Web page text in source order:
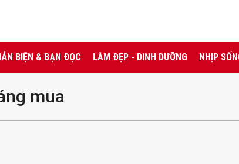
BIỆN & BẠN ĐỌC LÀM ĐẸP - DINH DƯỠNG NHỊP
mua